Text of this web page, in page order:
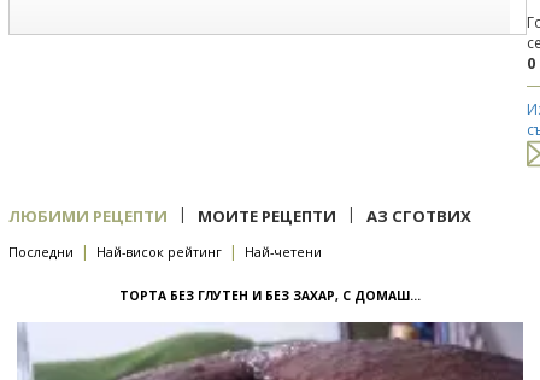
0
ЛЮБИМИ РЕЦЕПТИ | МОИТЕ РЕЦЕПТИ | АЗ СГОТВИХ
Последни | Най-висок рейтинг | Най-четени
ТОРТА БЕЗ ГЛУТЕН И БЕЗ ЗАХАР, С ДОМАШ...